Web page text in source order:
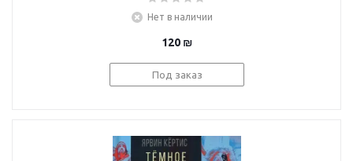
преступность
Нет в наличии
120 ₪
Под заказ